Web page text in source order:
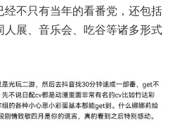
不只有当年的看番党，还包括
展、音乐会、吃谷等诸多形式